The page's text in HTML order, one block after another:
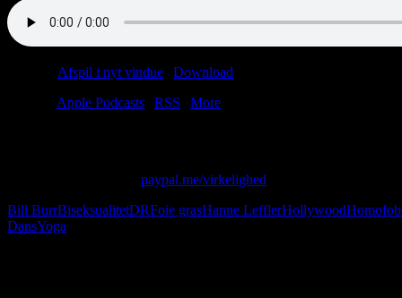
Afspil i nyt vindue Download
Apple Podcasts RSS
More
paypal.me/virkelighed
Bill BurrBiseksualitetDRFoie grasHanne LefflerHollywood
DansYoga